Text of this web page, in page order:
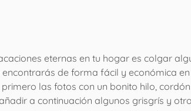
eternas en tu hogar es colgar
encontrarás de forma fácil y económica en
las fotos con un bonito hilo,
a continuación algunos grisgrís y